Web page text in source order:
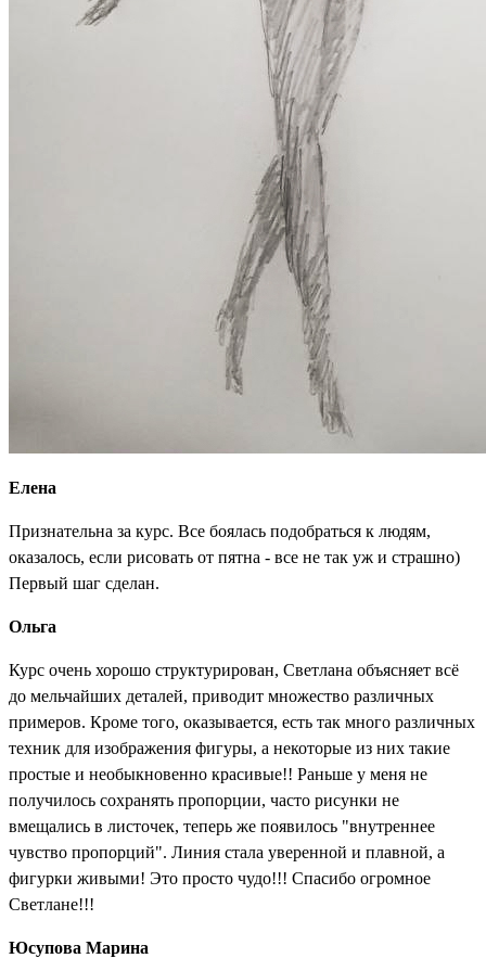
Елена
Признательна за курс. Все боялась подобраться к людям,
оказалось, если рисовать от пятна - все не так уж и страшно)
Первый шаг сделан.
Ольга
Курс очень хорошо структурирован, Светлана объясняет всё
до мельчайших деталей, приводит множество различных
примеров. Кроме того, оказывается, есть так много различных
техник для изображения фигуры, а некоторые из них такие
простые и необыкновенно красивые!! Раньше у меня не
получилось сохранять пропорции, часто рисунки не
вмещались в листочек, теперь же появилось "внутреннее
чувство пропорций". Линия стала уверенной и плавной, а
фигурки живыми! Это просто чудо!!! Спасибо огромное
Светлане!!!
Юсупова Марина